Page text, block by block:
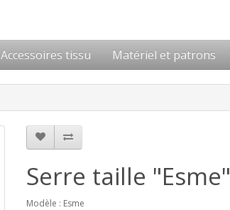
Accessoires tissu Matériel et patrons
Serre taille "Esme"
Modèle : Esme